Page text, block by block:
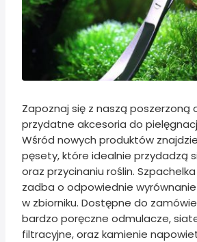
Zapoznaj się z naszą poszerzoną
przydatne akcesoria do
Wśród nowych produktów
pęsety, które idealnie przydadzą
oraz przycinaniu roślin.
zadba o odpowiednie wyrównanie
w zbiorniku. Dostępne do
bardzo poręczne odmulacze,
filtracyjne, oraz kamienie